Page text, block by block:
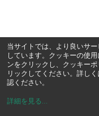
当サイトでは、より良いサ
しています。クッキーの使
ンをクリックし、クッキー
リックしてください。詳し
認ください。
詳細を見る ...